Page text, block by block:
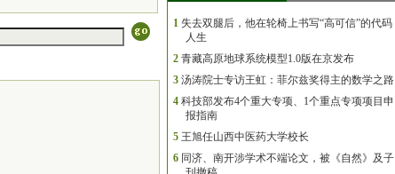
1 失去双腿后，他在轮椅上书写“高可信”的代码
人生
2 青藏高原地球系统模型1.0版在京发布
3 汤涛院士专访王虹：菲尔兹奖得主的数学之路
4 科技部发布4个重大专项、1个重点专项项目申
报指南
5 王旭任山西中医药大学校长
6 同济、南开涉学术不端论文，被《自然》及子